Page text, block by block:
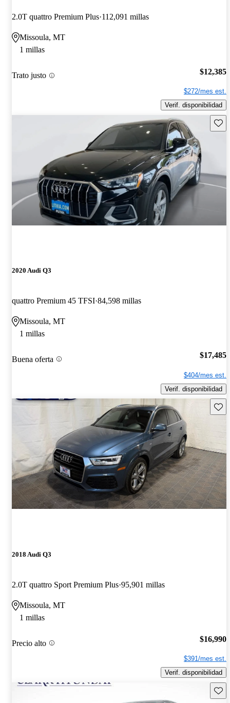
2.0T quattro Premium Plus 112,091 millas
Missoula, MT
1 millas
Trato justo $12,385
$272/mes est.
Verif. disponibilidad
2020 Audi Q3
quattro Premium 45 TFSI 84,598 millas
Missoula, MT
1 millas
Buena oferta $17,485
$404/mes est.
Verif. disponibilidad
2018 Audi Q3
2.0T quattro Sport Premium Plus 95,901 millas
Missoula, MT
1 millas
Precio alto $16,990
$391/mes est.
Verif. disponibilidad